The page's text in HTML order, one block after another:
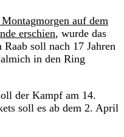
Montagmorgen auf dem
erschien, wurde das
soll nach 17 Jahren
in den Ring
der Kampf am 14.
soll es ab dem 2. April